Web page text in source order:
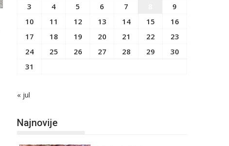
3
4 5 6 7
9
10
11 12 13 14 15
16
17
18 19 20 21 22
23
24
25 26 27 28 29
30
31
« jul
Najnovije